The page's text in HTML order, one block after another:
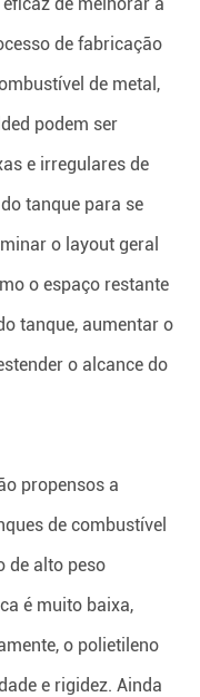
de fabricação
de metal,
podem ser
e irregulares de
tanque para se
o layout geral
o espaço restante
tanque, aumentar o
o alcance do
propensos a
de combustível
de alto peso
é muito baixa,
o polietileno
e rigidez. Ainda